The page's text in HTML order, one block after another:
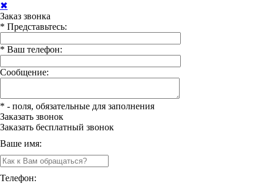
✖
Заказ звонка
* Представьтесь:
* Ваш телефон:
Сообщение:
* - поля, обязательные для заполнения
Заказать звонок
Заказать бесплатный звонок
Ваше имя:
Телефон: